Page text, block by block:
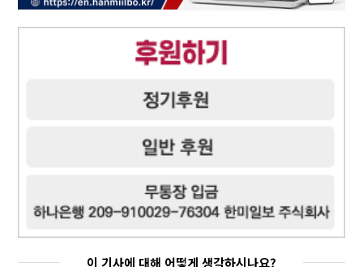
이 기사에 대해 어떻게 생각하시나요?